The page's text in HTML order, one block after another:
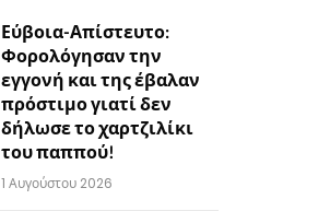
Εύβοια-Απίστευτο:
Φορολόγησαν την
εγγονή και της έβαλαν
πρόστιμο γιατί δεν
δήλωσε το χαρτζιλίκι
του παππού!
1 Αυγούστου 2026